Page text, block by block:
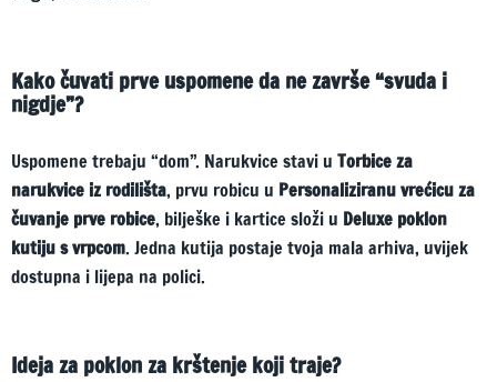
Kako čuvati prve uspomene da ne završe “svuda i
nigdje”?
Uspomene trebaju “dom”. Narukvice stavi u Torbice za
narukvice iz rodilišta, prvu robicu u Personaliziranu vrećicu za
čuvanje prve robice, bilješke i kartice složi u Deluxe poklon
kutiju s vrpcom. Jedna kutija postaje tvoja mala arhiva, uvijek
dostupna i lijepa na polici.
Ideja za poklon za krštenje koji traje?